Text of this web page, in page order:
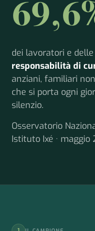
dei lavoratori e
responsabilità di
anziani, familiari
che si porta ogni
silenzio.
Osservatorio
Istituto Ixé · maggio